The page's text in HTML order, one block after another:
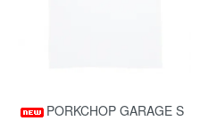
PORKCHOP GARAGE S